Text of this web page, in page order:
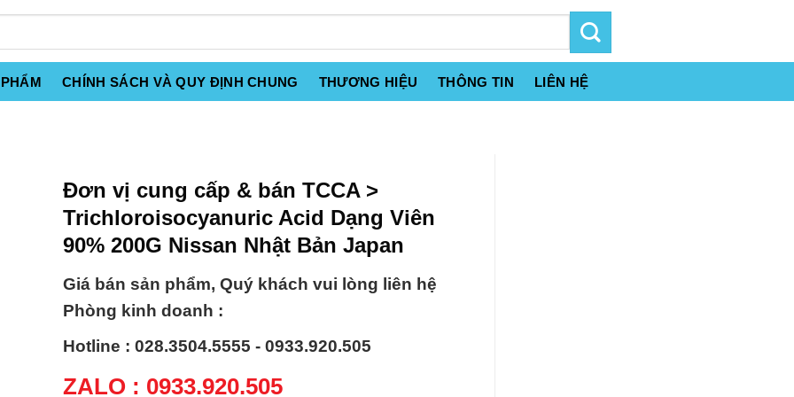
CHÍNH SÁCH VÀ QUY ĐỊNH CHUNG THƯƠNG HIỆU THÔNG TIN LIÊN HỆ
Đơn vị cung cấp & bán TCCA >
Trichloroisocyanuric Acid Dạng Viên
90% 200G Nissan Nhật Bản Japan
Giá bán sản phẩm, Quý khách vui lòng liên hệ
Phòng kinh doanh :
Hotline : 028.3504.5555 - 0933.920.505
ZALO : 0933.920.505